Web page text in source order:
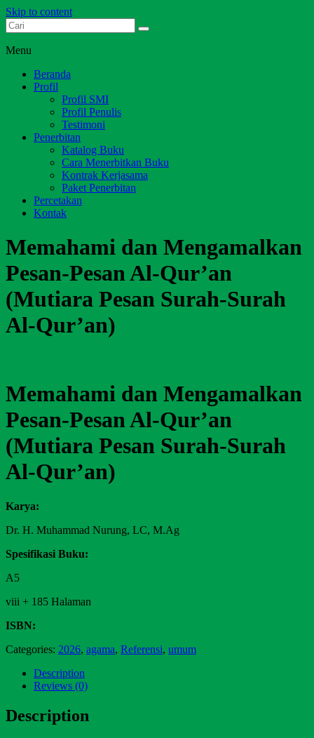
Skip to content
Dari Jambi untuk Indonesia
Menu
Beranda
Profil
Profil SMI
Profil Penulis
Testimoni
Penerbitan
Katalog Buku
Cara Menerbitkan Buku
Kontrak Kerjasama
Paket Penerbitan
Percetakan
Kontak
Memahami dan Mengamalkan
Pesan-Pesan Al-Qur’an
(Mutiara Pesan Surah-Surah
Al-Qur’an)
Memahami dan Mengamalkan
Pesan-Pesan Al-Qur’an
(Mutiara Pesan Surah-Surah
Al-Qur’an)
Karya:
Dr. H. Muhammad Nurung, LC, M.Ag
Spesifikasi Buku:
A5
viii + 185 Halaman
ISBN:
Categories: 2026, agama, Referensi, umum
Description
Reviews (0)
Description